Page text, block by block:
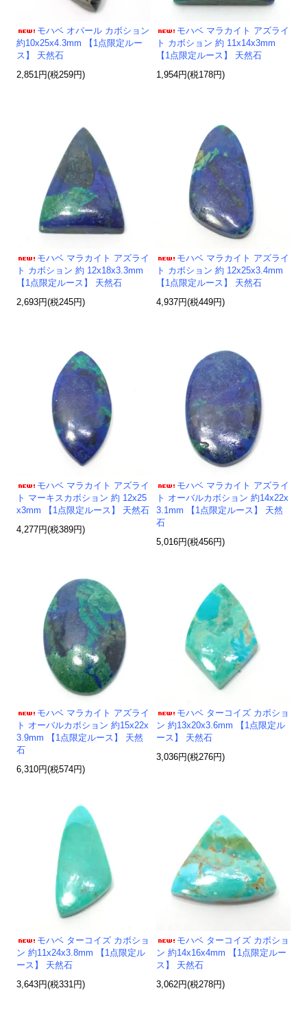
モハベ オパール カボション
約10x25x4.3mm 【1点限定ルー
ス】 天然石
2,851円(税259円)
モハベ マラカイト アズライ
ト カボション 約 11x14x3mm
【1点限定ルース】 天然石
1,954円(税178円)
モハベ マラカイト アズライ
ト カボション 約 12x18x3.3mm
【1点限定ルース】 天然石
2,693円(税245円)
モハベ マラカイト アズライ
ト カボション 約 12x25x3.4mm
【1点限定ルース】 天然石
4,937円(税449円)
モハベ マラカイト アズライ
ト マーキスカボション 約 12x25
x3mm 【1点限定ルース】 天然石
4,277円(税389円)
モハベ マラカイト アズライ
ト オーバルカボション 約14x22x
3.1mm 【1点限定ルース】 天然
石
5,016円(税456円)
モハベ マラカイト アズライ
ト オーバルカボション 約15x22x
3.9mm 【1点限定ルース】 天然
石
6,310円(税574円)
モハベ ターコイズ カボショ
ン 約13x20x3.6mm 【1点限定ル
ース】 天然石
3,036円(税276円)
モハベ ターコイズ カボショ
ン 約11x24x3.8mm 【1点限定ル
ース】 天然石
3,643円(税331円)
モハベ ターコイズ カボショ
ン 約14x16x4mm 【1点限定ルー
ス】 天然石
3,062円(税278円)